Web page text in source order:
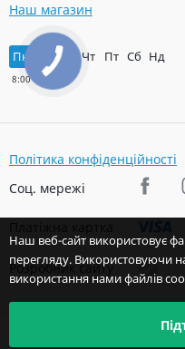
Наш магазин
Пн Ср Чт Пт Сб Нд
Політика конфіденційності
Соц. мережі
Розробник сайту
Наш веб-сайт використовує
перегляду. Використовуючи
використання нами файлів